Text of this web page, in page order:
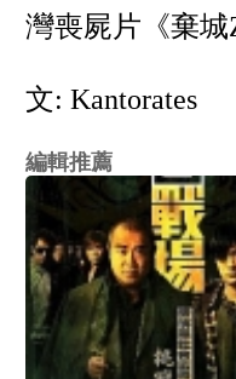
灣喪屍片《棄城
文: Kantorates
編輯推薦